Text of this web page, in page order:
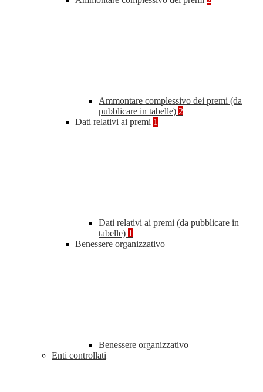
Ammontare complessivo dei premi (da
pubblicare in tabelle) 2
Dati relativi ai premi 1
Dati relativi ai premi (da pubblicare in
tabelle) 1
Benessere organizzativo
Benessere organizzativo
Enti controllati